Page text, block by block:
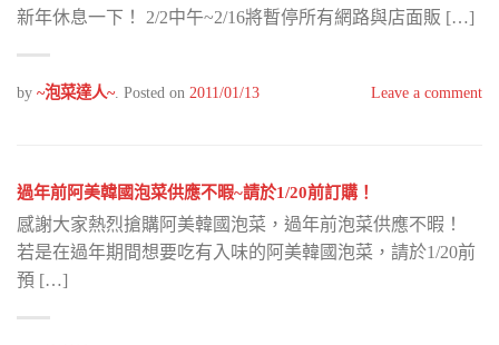
新年休息一下！ 2/2中午~2/16將暫停所有網路與店面販 […]
by ~泡菜達人~ Posted on 2011/01/13 Leave a comment
過年前阿美韓國泡菜供應不暇~請於1/20前訂購！
感謝大家熱烈搶購阿美韓國泡菜，過年前泡菜供應不暇！
若是在過年期間想要吃有入味的阿美韓國泡菜，請於1/20前
預 […]